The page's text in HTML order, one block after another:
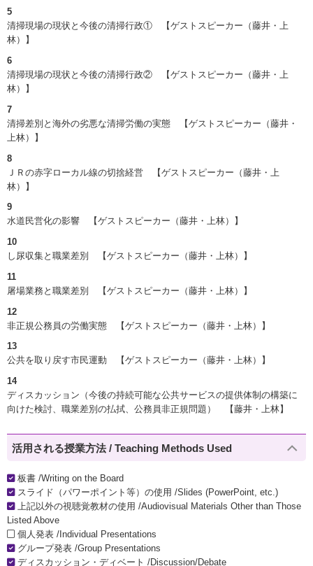
5
清掃現場の現状と今後の清掃行政① 【ゲストスピーカー（藤井・上
林）】
6
清掃現場の現状と今後の清掃行政② 【ゲストスピーカー（藤井・上
林）】
7
清掃差別と海外の劣悪な清掃労働の実態 【ゲストスピーカー（藤井・
上林）】
8
ＪＲの赤字ローカル線の切捨経営 【ゲストスピーカー（藤井・上
林）】
9
水道民営化の影響 【ゲストスピーカー（藤井・上林）】
10
し尿収集と職業差別 【ゲストスピーカー（藤井・上林）】
11
屠場業務と職業差別 【ゲストスピーカー（藤井・上林）】
12
非正規公務員の労働実態 【ゲストスピーカー（藤井・上林）】
13
公共を取り戻す市民運動 【ゲストスピーカー（藤井・上林）】
14
ディスカッション（今後の持続可能な公共サービスの提供体制の構築に
向けた検討、職業差別の払拭、公務員非正規問題） 【藤井・上林】
活用される授業方法 / Teaching Methods Used
板書 /Writing on the Board
スライド（パワーポイント等）の使用 /Slides (PowerPoint, etc.)
上記以外の視聴覚教材の使用 /Audiovisual Materials Other than Those
Listed Above
個人発表 /Individual Presentations
グループ発表 /Group Presentations
ディスカッション・ディベート /Discussion/Debate